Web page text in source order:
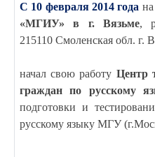
С 10 февраля 2014 года
«МГИУ» в г. Вязьме,
215110 Смоленская обл. г.
начал свою работу Центр
граждан по русскому
подготовки и
русскому языку МГУ